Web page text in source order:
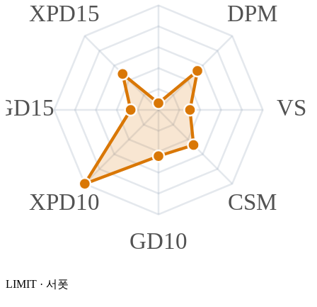
DPM
VS
CSM
GD10
XPD10
XPD15
LIMIT · 서폿